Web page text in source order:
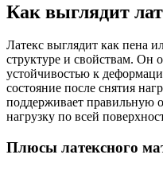
Как выглядит
Латекс выглядит как пена
структуре и свойствам. Он
устойчивостью к
состояние после снятия
поддерживает правильную
нагрузку по всей
Плюсы латексного